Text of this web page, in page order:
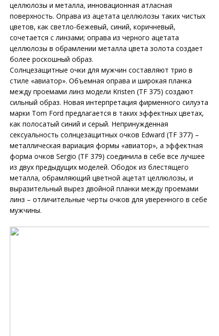
целлюлозы и металла, инновационная атласная
поверхность. Оправа из ацетата целлюлозы таких чистых
цветов, как светло-бежевый, синий, коричневый,
сочетается с линзами; оправа из черного ацетата
целлюлозы в обрамлении металла цвета золота создает
более роскошный образ.
Солнцезащитные очки для мужчин составляют трио в
стиле «авиатор». Объемная оправа и широкая планка
между проемами линз модели Kristen (TF 375) создают
сильный образ. Новая интерпретация фирменного силуэта
марки Tom Ford предлагается в таких эффектных цветах,
как полосатый синий и серый. Непринужденная
сексуальность солнцезащитных очков Edward (TF 377) –
металлическая вариация формы «авиатор», а эффектная
форма очков Sergio (TF 379) соединила в себе все лучшее
из двух предыдущих моделей. Ободок из блестящего
металла, обрамляющий цветной ацетат целлюлозы, и
выразительный вырез двойной планки между проемами
линз – отличительные черты очков для уверенного в себе
мужчины.